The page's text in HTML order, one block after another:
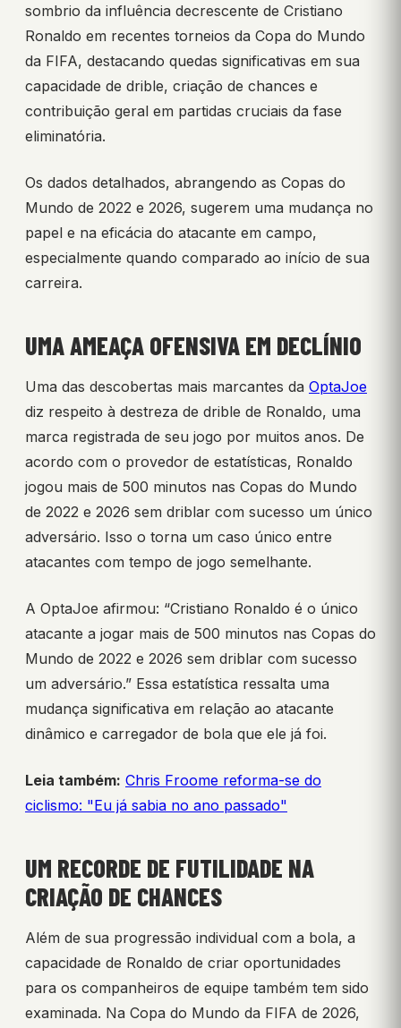
sombrio da influência decrescente de Cristiano
Ronaldo em recentes torneios da Copa do Mundo
da FIFA, destacando quedas significativas em sua
capacidade de drible, criação de chances e
contribuição geral em partidas cruciais da fase
eliminatória.
Os dados detalhados, abrangendo as Copas do
Mundo de 2022 e 2026, sugerem uma mudança no
papel e na eficácia do atacante em campo,
especialmente quando comparado ao início de sua
carreira.
UMA AMEAÇA OFENSIVA EM DECLÍNIO
Uma das descobertas mais marcantes da OptaJoe
diz respeito à destreza de drible de Ronaldo, uma
marca registrada de seu jogo por muitos anos. De
acordo com o provedor de estatísticas, Ronaldo
jogou mais de 500 minutos nas Copas do Mundo
de 2022 e 2026 sem driblar com sucesso um único
adversário. Isso o torna um caso único entre
atacantes com tempo de jogo semelhante.
A OptaJoe afirmou: “Cristiano Ronaldo é o único
atacante a jogar mais de 500 minutos nas Copas do
Mundo de 2022 e 2026 sem driblar com sucesso
um adversário.” Essa estatística ressalta uma
mudança significativa em relação ao atacante
dinâmico e carregador de bola que ele já foi.
Leia também: Chris Froome reforma-se do
ciclismo: "Eu já sabia no ano passado"
UM RECORDE DE FUTILIDADE NA
CRIAÇÃO DE CHANCES
Além de sua progressão individual com a bola, a
capacidade de Ronaldo de criar oportunidades
para os companheiros de equipe também tem sido
examinada. Na Copa do Mundo da FIFA de 2026,